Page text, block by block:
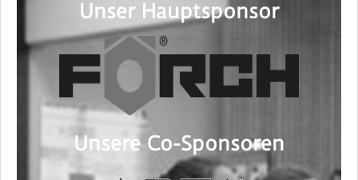
Unser Hauptsponsor
Unsere Co-Sponsoren